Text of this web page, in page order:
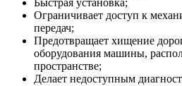
Ограничивает доступ к
передач;
Предотвращает хищение
оборудования машины,
пространстве;
Делает недоступным